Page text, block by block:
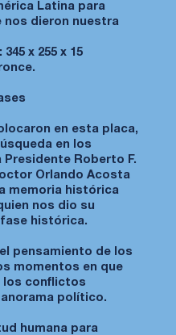
Latina para
nos dieron nuestra
x 255 x 15
en esta placa,
en los
Roberto F.
Orlando Acosta
memoria histórica
nos dio su
histórica.
pensamiento de los
momentos en que
los conflictos
político.
humana para